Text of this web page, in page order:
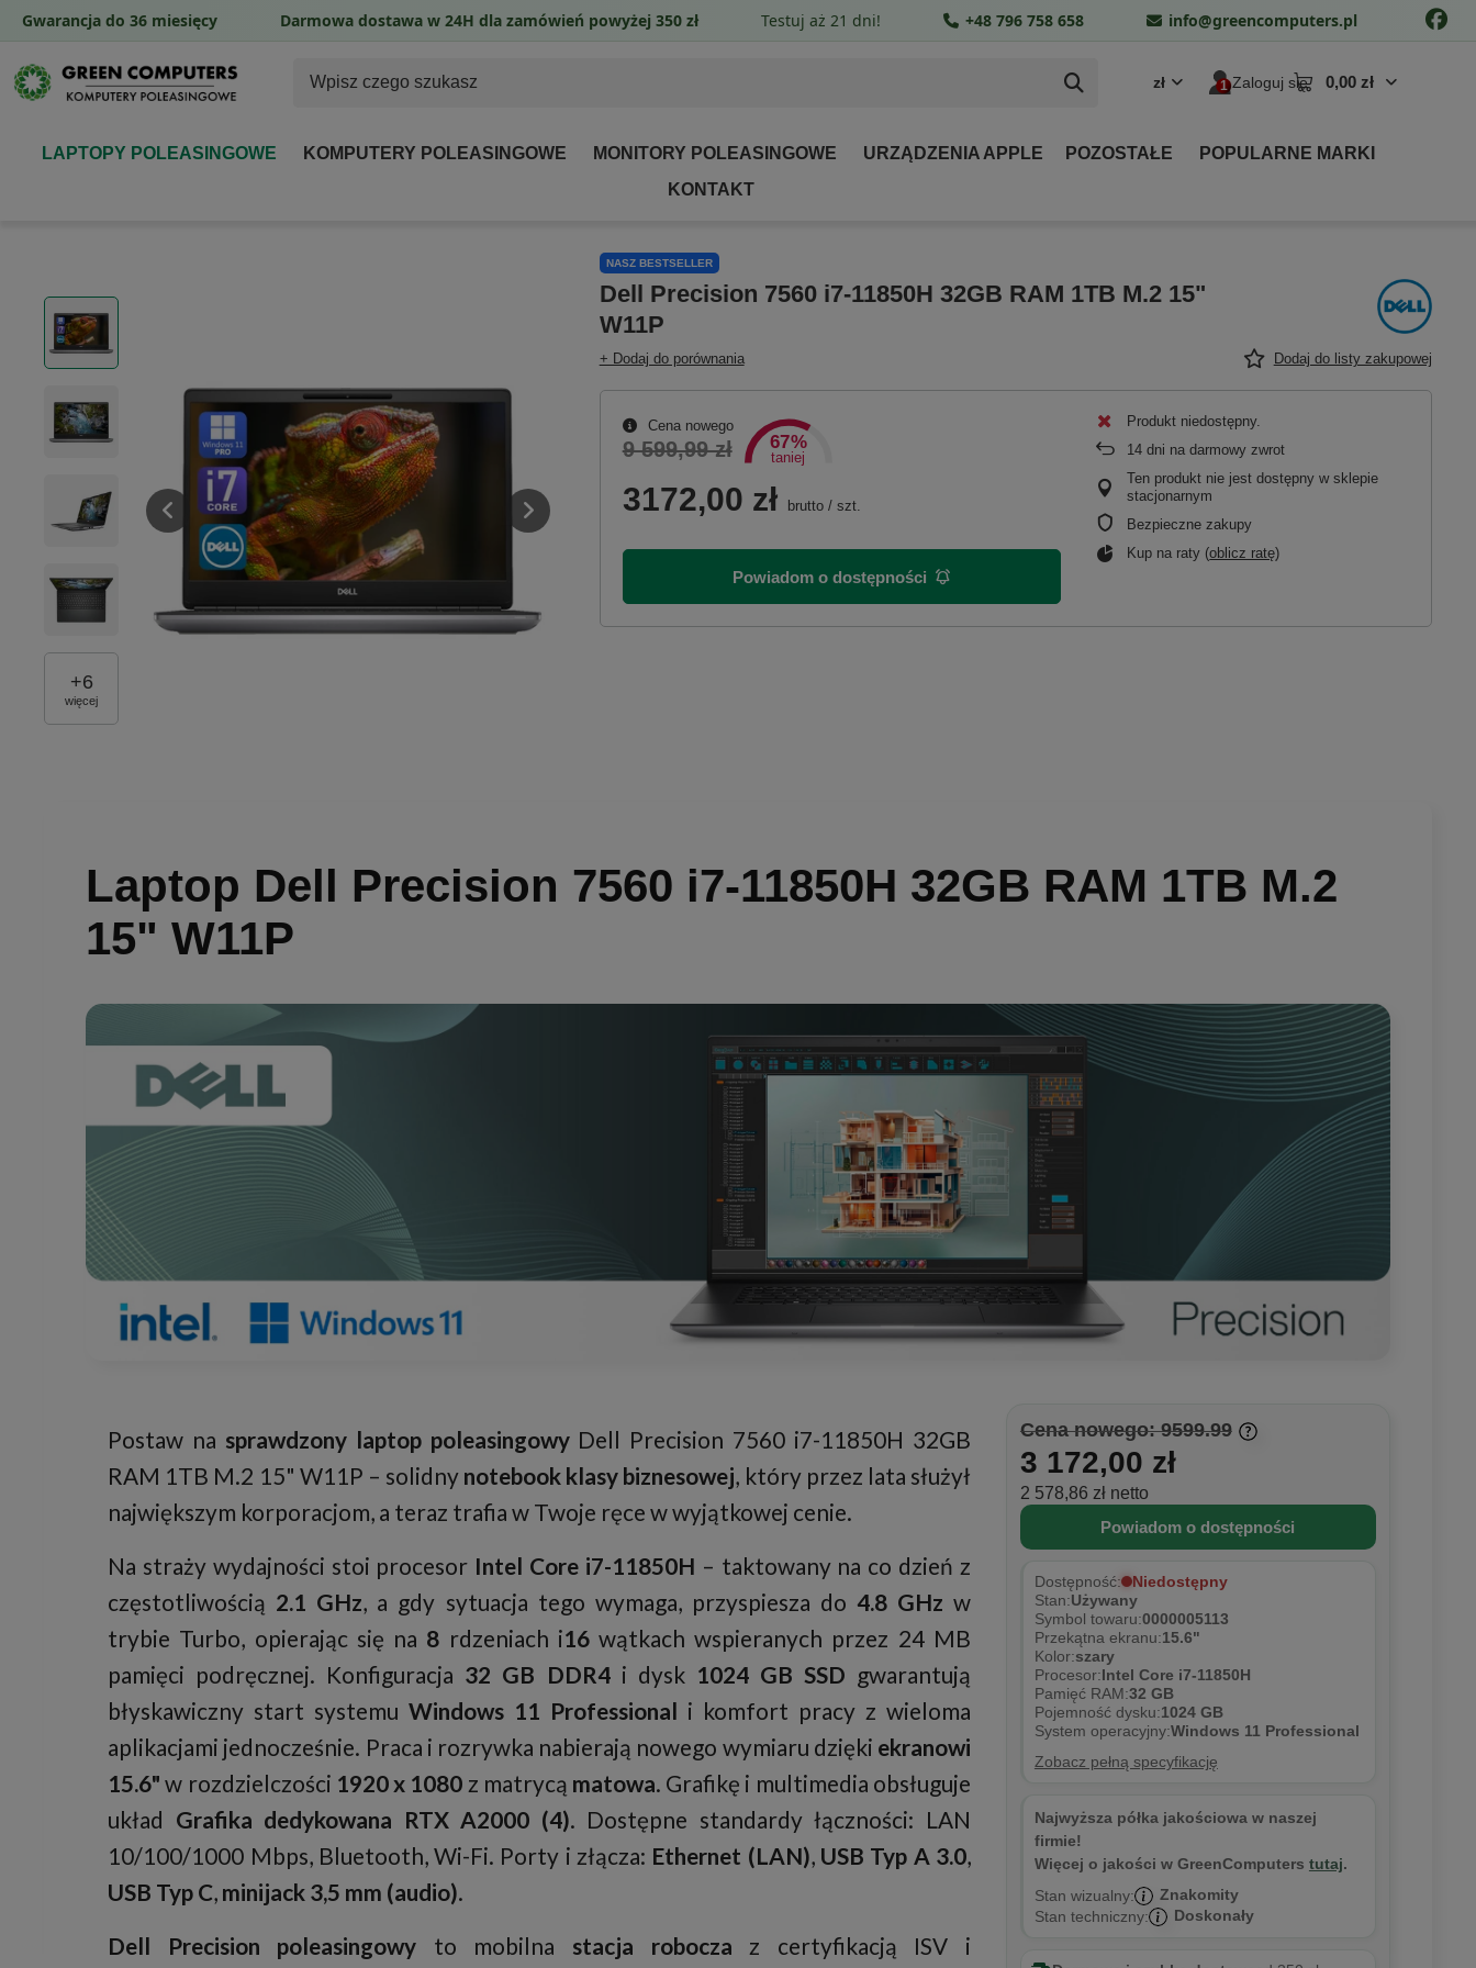
zł Zaloguj się 0,00 zł
LAPTOPY POLEASINGOWE KOMPUTERY POLEASINGOWE MONITORY POLEASINGOWE URZĄDZENIA APPLE POZOSTAŁE
POPULARNE MARKI
KONTAKT
+6
więcej
NASZ BESTSELLER
Dell Precision 7560 i7-11850H 32GB RAM 1TB M.2 15"
W11P
+ Dodaj do porównania Dodaj do listy zakupowej
Cena nowego
9 599,99 zł 67%
taniej
3172,00 zł brutto/ szt.
Powiadom o dostępności
Produkt niedostępny
14 dni na darmowy zwrot
Ten produkt nie jest dostępny w sklepie
stacjonarnym
Bezpieczne zakupy
Kup na raty (oblicz ratę)
Laptop Dell Precision 7560 i7-11850H 32GB RAM 1TB M.2
15" W11P
Postaw na sprawdzony laptop poleasingowyDell Precision 7560 i7-11850H 32GB
RAM 1TB M.2 15" W11P – solidny notebook klasy biznesowej, który przez lata służył
największym korporacjom, a teraz trafia w Twoje ręce w wyjątkowej cenie.
Na straży wydajności stoi procesor Intel Core i7-11850H – taktowany na co dzień z
częstotliwością 2.1 GHz, a gdy sytuacja tego wymaga, przyspiesza do 4.8 GHz w
trybie Turbo, opierając się na 8 rdzeniach i16wątkach wspieranych przez 24 MB
pamięci podręcznej. Konfiguracja 32 GB DDR4i dysk 1024 GB SSD gwarantują
błyskawiczny start systemuWindows 11 Professional i komfort pracy z wieloma
aplikacjami jednocześnie. Praca i rozrywka nabierają nowego wymiaru dzięki ekranowi
15.6" w rozdzielczości 1920 x 1080 z matrycą matowa. Grafikę i multimedia obsługuje
układ Grafika dedykowana RTX A2000 (4). Dostępne standardy łączności: LAN
10/100/1000 Mbps, Bluetooth, Wi-Fi. Porty i złącza: Ethernet (LAN), USB Typ A 3.0,
USB Typ C, minijack 3,5 mm (audio).
Dell Precision poleasingowy to mobilna stacja robocza z certyfikacją ISV i
Cena nowego: 9599.99
3 172,00 zł
2 578,86 zł netto
Powiadom o dostępności
Dostępność:
Niedostępny
Stan:Używany
Symbol towaru:0000005113
Przekątna ekranu:15.6"
Kolor:szary
Procesor: Intel Core i7-11850H
Pamięć RAM:32 GB
Pojemność dysku:1024 GB
System operacyjny:Windows 11 Professional
Zobacz pełną specyfikację
Najwyższa półka jakościowa w naszej
firmie!
Więcej o jakości w GreenComputers tutaj.
Stan wizualny:
Znakomity
Stan techniczny:
Doskonały
Gwarancja do 36 miesięcy Darmowa dostawa w 24H dla zamówień powyżej 350 zł Testuj aż 21 dni! +48 796 758 658 info@greencomputers.pl